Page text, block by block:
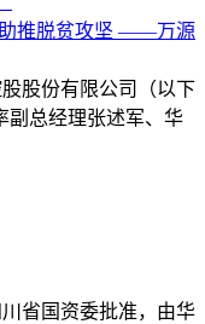
助推脱贫攻坚 ——万源
股份有限公司（以下
副总经理张述军、华
省国资委批准，由华